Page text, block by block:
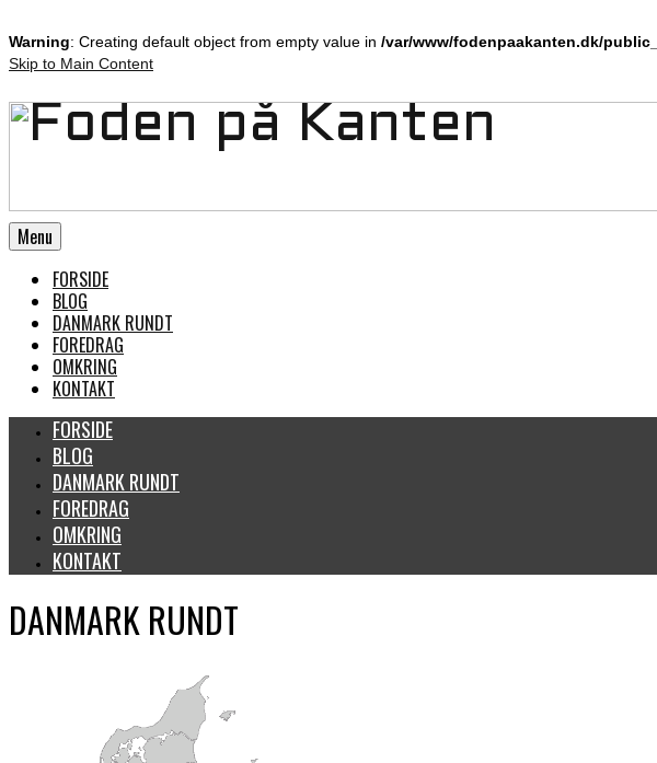
Warning: Creating default object from empty value in /var/www/fodenpaakanten.dk/
Skip to Main Content
Menu
FORSIDE
BLOG
DANMARK RUNDT
FOREDRAG
OMKRING
KONTAKT
FORSIDE
BLOG
DANMARK RUNDT
FOREDRAG
OMKRING
KONTAKT
DANMARK RUNDT